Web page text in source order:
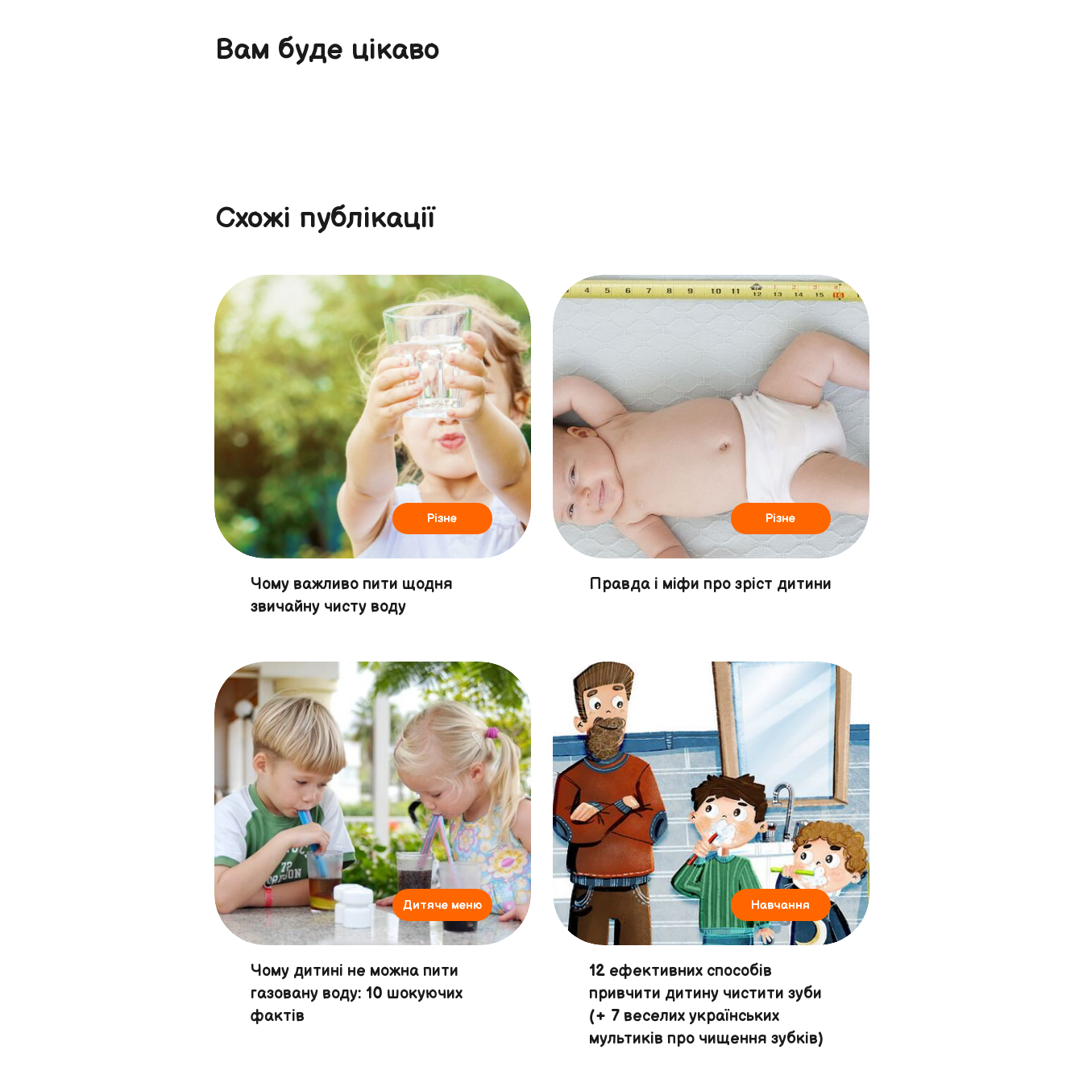
Вам буде цікаво
Схожі публікації
Різне
Чому важливо пити щодня
звичайну чисту воду
Різне
Правда і міфи про зріст дитини
Дитяче меню
Чому дитині не можна пити
газовану воду: 10 шокуючих
фактів
Навчання
12 ефективних способів
привчити дитину чистити зуби
(+ 7 веселих українських
мультиків про чищення зубків)